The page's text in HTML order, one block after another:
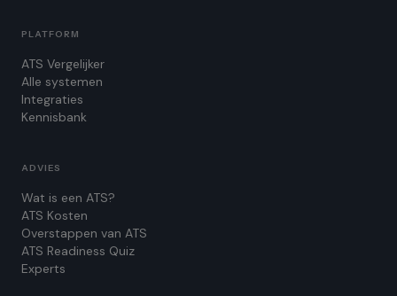
PLATFORM
ATS Vergelijker
Alle systemen
Integraties
Kennisbank
ADVIES
Wat is een ATS?
ATS Kosten
Overstappen van ATS
ATS Readiness Quiz
Experts